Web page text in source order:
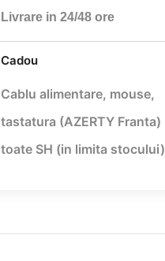
Livrare in 24/48 ore
Cadou
Cablu alimentare, mouse,
tastatura (AZERTY Franta)
toate SH (in limita stocului)